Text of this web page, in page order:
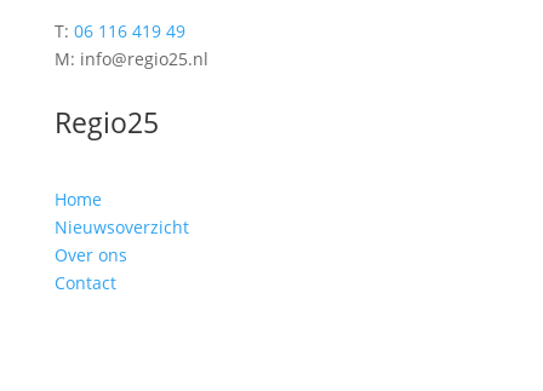
T: 06 116 419 49
M: info@regio25.nl
Regio25
Home
Nieuwsoverzicht
Over ons
Contact